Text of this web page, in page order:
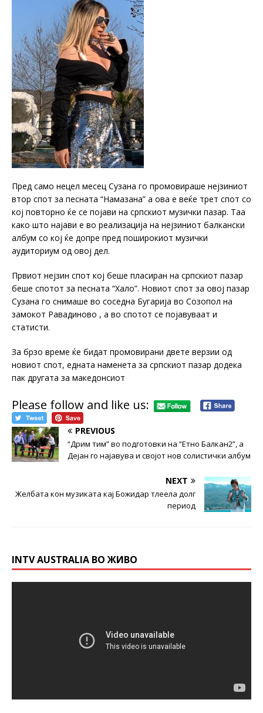
Пред само нецел месец Сузана го промовираше нејзиниот
втор спот за песната “Намазана” а ова е веќе трет спот со
кој повторно ќе се појави на српскиот музички пазар. Таа
како што најави е во реализација на нејзиниот балкански
албум со кој ќе допре пред поширокиот музички
аудиториум од овој дел.
Првиот нејзин спот кој беше пласиран на српскиот пазар
беше спотот за песната “Хало”. Новиот спот за овој пазар
Сузана го снимаше во соседна Бугарија во Созопол на
замокот Равадиново , а во спотот се појавуваат и
статисти.
За брзо време ќе бидат промовирани двете верзии од
новиот спот, едната наменета за српскиот пазар додека
пак другата за македонсиот
Please follow and like us:
PREVIOUS
“Дрим тим” во подготовки на “Етно Балкан2”, а
Дејан го најавува и својот нов солистички албум
NEXT
Жeлбата кон музиката кај Божидар тлеела долг
период
INTV AUSTRALIA ВО ЖИВО